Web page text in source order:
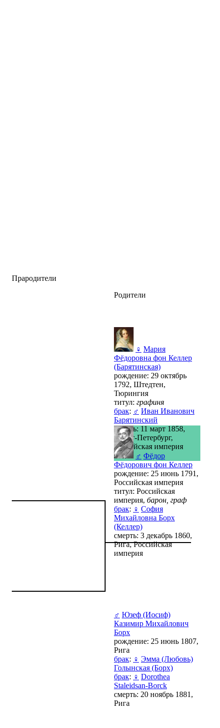
Прародители
Родители
♀ Мария
Фёдоровна фон Келлер
(Барятинская)
рождение: 29 октябрь
1792, Штедтен,
Тюрингия
титул: графиня
брак: ♂ Иван Иванович
Барятинский
смерть: 11 март 1858,
Санкт-Петербург,
Российская империя
♂ Фёдор
Фёдорович фон Келлер
рождение: 25 июнь 1791,
Российская империя
титул: Российская
империя, барон, граф
брак: ♀ София
Михайловна Борх
(Келлер)
смерть: 3 декабрь 1860,
Рига, Российская
империя
♂ Юзеф (Иосиф)
Казимир Михайлович
Борх
рождение: 25 июнь 1807,
Рига
брак: ♀ Эмма (Любовь)
Голынская (Борх)
брак: ♀ Dorothea
Staleidsan-Borck
смерть: 20 ноябрь 1881,
Рига